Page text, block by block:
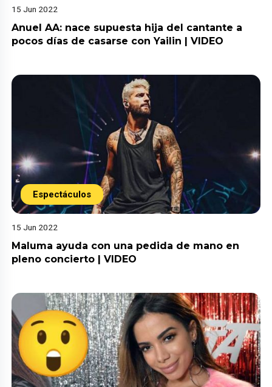
15 Jun 2022
Anuel AA: nace supuesta hija del cantante a
pocos días de casarse con Yailin | VIDEO
Espectáculos
15 Jun 2022
Maluma ayuda con una pedida de mano en
pleno concierto | VIDEO